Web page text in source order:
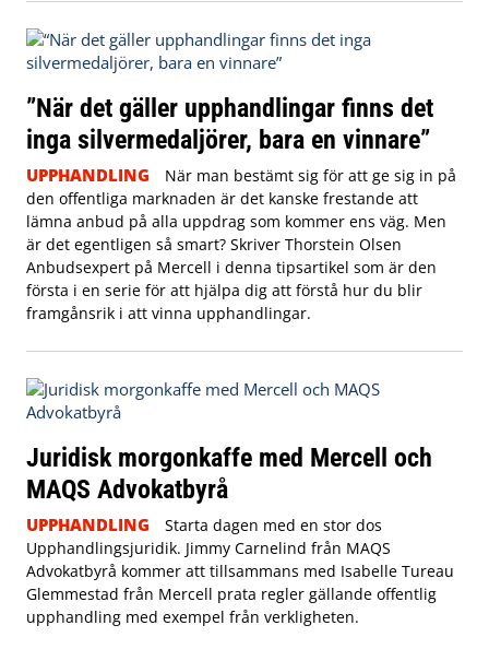
”När det gäller upphandlingar finns det
inga silvermedaljörer, bara en vinnare”
UPPHANDLING
När man bestämt sig för att ge sig in på
den offentliga marknaden är det kanske frestande att
lämna anbud på alla uppdrag som kommer ens väg. Men
är det egentligen så smart? Skriver Thorstein Olsen
Anbudsexpert på Mercell i denna tipsartikel som är den
första i en serie för att hjälpa dig att förstå hur du blir
framgånsrik i att vinna upphandlingar.
Juridisk morgonkaffe med Mercell och
MAQS Advokatbyrå
UPPHANDLING
Starta dagen med en stor dos
Upphandlingsjuridik. Jimmy Carnelind från MAQS
Advokatbyrå kommer att tillsammans med Isabelle Tureau
Glemmestad från Mercell prata regler gällande offentlig
upphandling med exempel från verkligheten.